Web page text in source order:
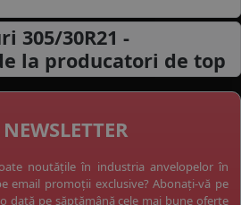
305/30R21 -
la producatori de top
NEWSLETTER
noutățile în industria anvelopelor în
email promoții exclusive? Abonați-vă pe
dată pe săptămână cele mai bune oferte